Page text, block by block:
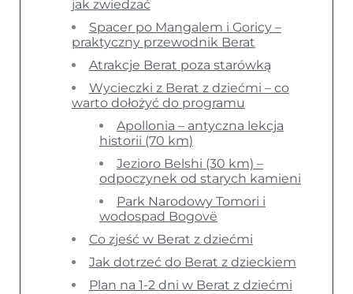
jak zwiedzać
Spacer po Mangalem i Goricy –
praktyczny przewodnik Berat
Atrakcje Berat poza starówką
Wycieczki z Berat z dziećmi – co
warto dołożyć do programu
Apollonia – antyczna lekcja
historii (70 km)
Jezioro Belshi (30 km) –
odpoczynek od starych kamieni
Park Narodowy Tomori i
wodospad Bogovë
Co zjeść w Berat z dziećmi
Jak dotrzeć do Berat z dzieckiem
Plan na 1-2 dni w Berat z dziećmi